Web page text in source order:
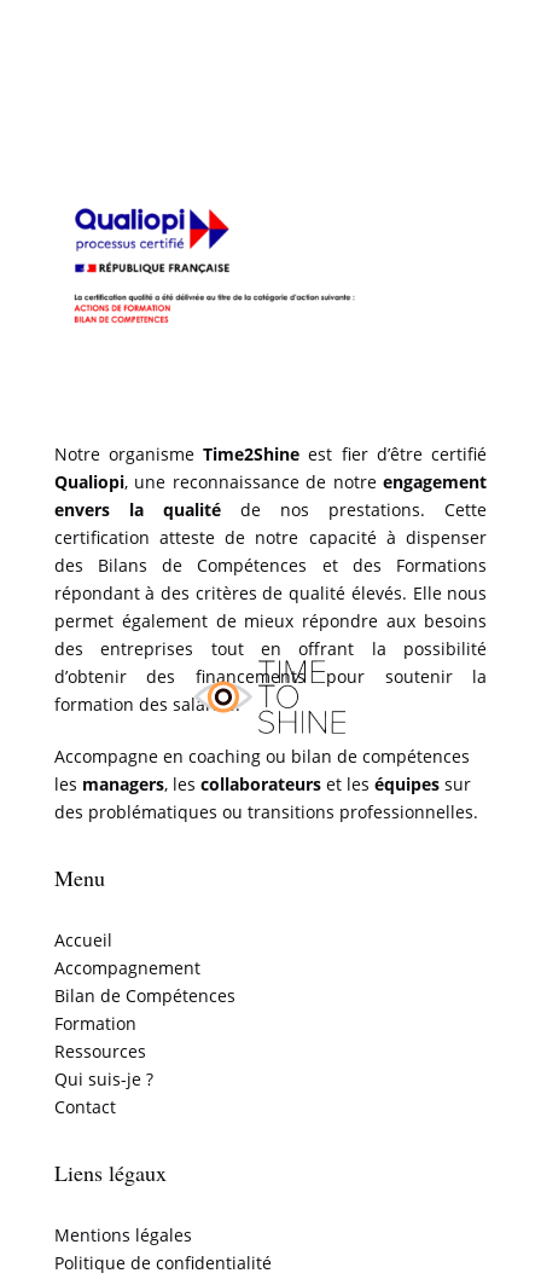
Notre organismeTime2Shine est fier d’être certifié
Qualiopi, une reconnaissance de notreengagement
envers la qualitéde nos prestations. Cette
certification atteste de notre capacité à dispenser
des Bilans de Compétences et des Formations
répondant à des critères de qualité élevés. Elle nous
permet également de mieux répondre aux besoins
des entreprises tout en offrant la possibilité
d’obtenir des financements pour soutenir la
formation des salariés.
Accompagne en coaching ou bilan de compétences
les managers, les collaborateurset les équipessur
des problématiques ou transitions professionnelles.
Menu
Accueil
Accompagnement
Bilan de Compétences
Formation
Ressources
Qui suis-je ?
Contact
Liens légaux
Mentions légales
Politique de confidentialité